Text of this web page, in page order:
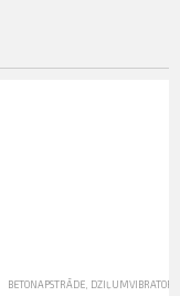
BETONAPSTRĀDE, DZIĻUMVIBRATORI